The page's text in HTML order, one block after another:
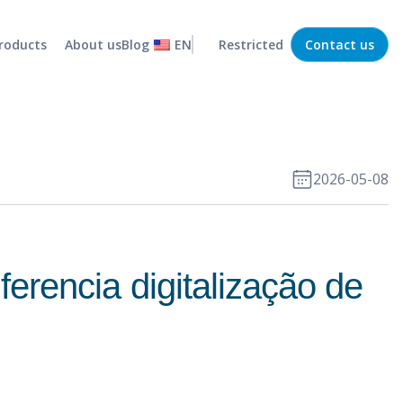
About usBlog EN Restricted Contact us
Efficient management of your business stock
2026-05-08
digitalização de